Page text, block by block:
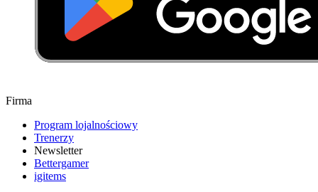
Firma
Program lojalnościowy
Trenerzy
Newsletter
Bettergamer
igitems